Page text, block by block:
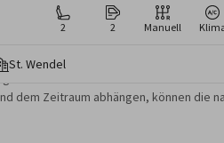
2 2 Manuell
St. Wendel
und Preise basieren auf den
dem Zeitraum abhängen, können die